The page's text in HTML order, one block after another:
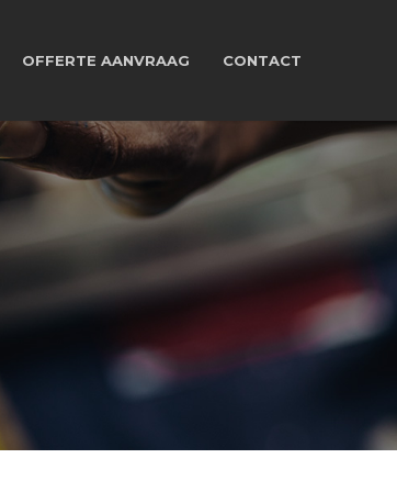
OFFERTE AANVRAAG CONTACT